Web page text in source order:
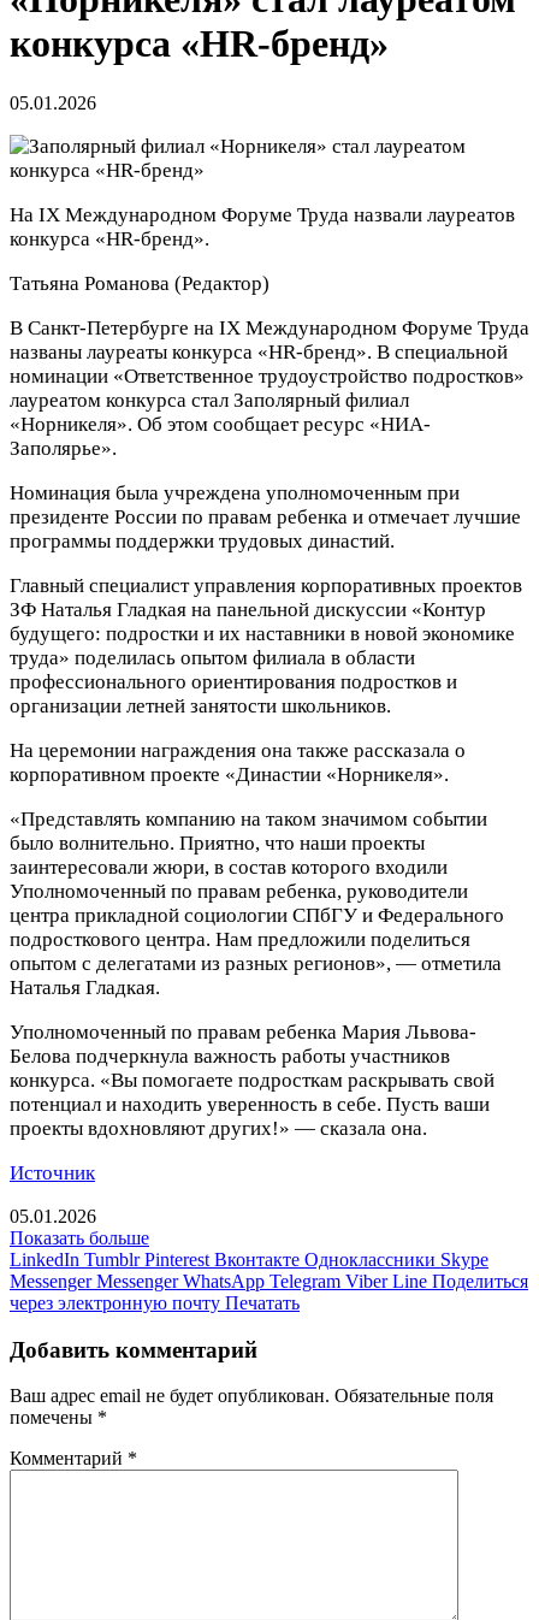
конкурса «HR-бренд»
05.01.2026
На IX Международном Форуме Труда назвали лауреатов
конкурса «HR-бренд».
Татьяна Романова (Редактор)
В Санкт-Петербурге на IX Международном Форуме Труда
названы лауреаты конкурса «HR-бренд». В специальной
номинации «Ответственное трудоустройство подростков»
лауреатом конкурса стал Заполярный филиал
«Норникеля». Об этом сообщает ресурс «НИА-
Заполярье».
Номинация была учреждена уполномоченным при
президенте России по правам ребенка и отмечает лучшие
программы поддержки трудовых династий.
Главный специалист управления корпоративных проектов
ЗФ Наталья Гладкая на панельной дискуссии «Контур
будущего: подростки и их наставники в новой экономике
труда» поделилась опытом филиала в области
профессионального ориентирования подростков и
организации летней занятости школьников.
На церемонии награждения она также рассказала о
корпоративном проекте «Династии «Норникеля».
«Представлять компанию на таком значимом событии
было волнительно. Приятно, что наши проекты
заинтересовали жюри, в состав которого входили
Уполномоченный по правам ребенка, руководители
центра прикладной социологии СПбГУ и Федерального
подросткового центра. Нам предложили поделиться
опытом с делегатами из разных регионов», — отметила
Наталья Гладкая.
Уполномоченный по правам ребенка Мария Львова-
Белова подчеркнула важность работы участников
конкурса. «Вы помогаете подросткам раскрывать свой
потенциал и находить уверенность в себе. Пусть ваши
проекты вдохновляют других!» — сказала она.
Источник
05.01.2026
Показать больше
LinkedIn Tumblr Pinterest Вконтакте Одноклассники Skype
Messenger Messenger WhatsApp Telegram Viber Line Поделиться
через электронную почту Печатать
Добавить комментарий
Ваш адрес email не будет опубликован. Обязательные поля
помечены *
Комментарий *